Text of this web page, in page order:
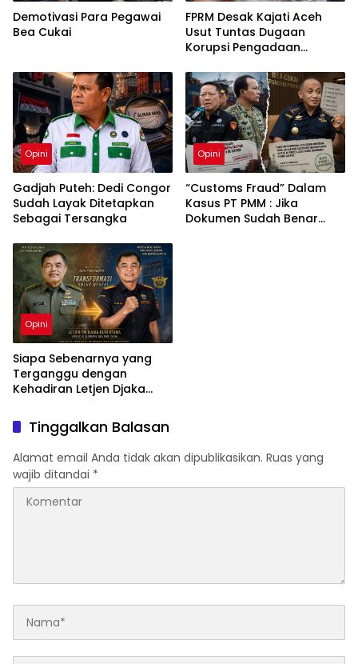
Demotivasi Para Pegawai
Bea Cukai
FPRM Desak Kajati Aceh
Usut Tuntas Dugaan
Korupsi Pengadaan
Langsa
Opini
Gadjah Puteh: Dedi Congor
Sudah Layak Ditetapkan
Sebagai Tersangka
Opini
“Customs Fraud” Dalam
Kasus PT PMM : Jika
Dokumen Sudah Benar
Opini
Siapa Sebenarnya yang
Terganggu dengan
Kehadiran Letjen Djaka
sebagai Dirjen Bea Cukai?
Tinggalkan Balasan
Alamat email Anda tidak akan dipublikasikan. Ruas yang
wajib ditandai *